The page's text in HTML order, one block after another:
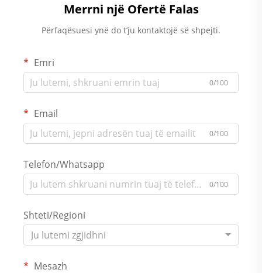
Merrni një Ofertë Falas
Përfaqësuesi ynë do t’ju kontaktojë së shpejti.
Emri
0/100
Email
0/100
Telefon/Whatsapp
0/100
Shteti/Regioni
Ju lutemi zgjidhni
Mesazh